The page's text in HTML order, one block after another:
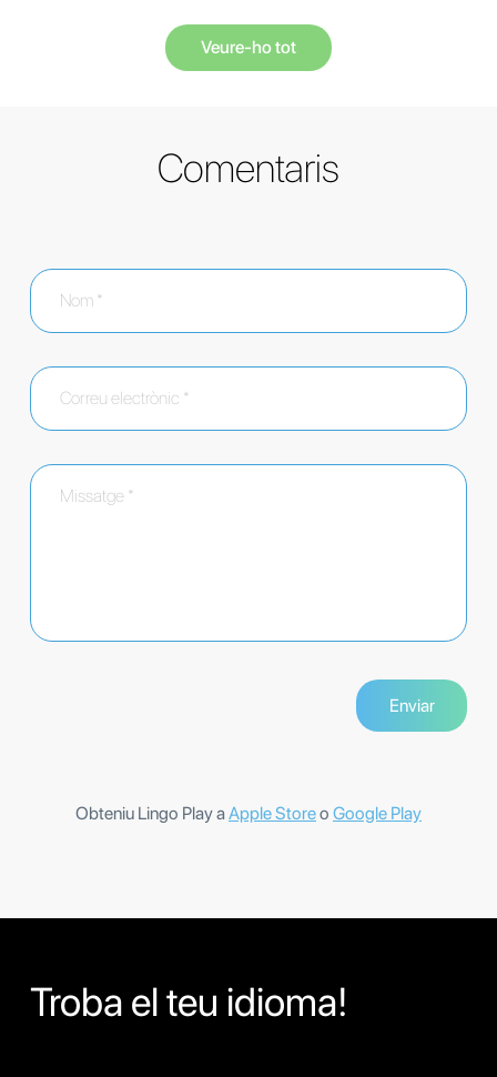
Veure-ho tot
Comentaris
Obteniu Lingo Play aApple Storeo Google Play
Troba el teu idioma!